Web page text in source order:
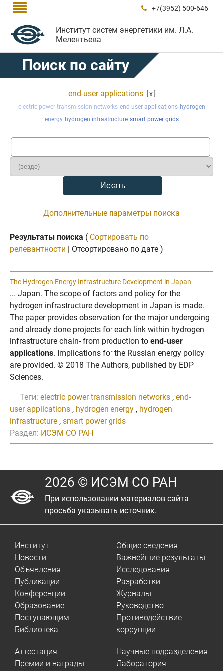
  +7(3952) 500-646
Институт систем энергетики им. Л.А.
Мелентьева
Поиск по сайту
end-user applications [x]
electric power transmission networks end-user applications hydrogen
energy hydrogen infrastructure smart power grids
Дополнительные параметры поиска
Результаты поиска ( Сортировать по
релевантности | Отсортировано по дате )
The Hydrogen Energy Infrastructure Development in Japan
... Japan. The scope of factors and policy for the
hydrogen infrastructure development in Japan is made.
The paper provides observation for the major undergoing
and already done projects for each link within hydrogen
infrastructure chain- from production to end-user
applications. Implications for the Russian energy policy
are provided. © 2018 The Authors, published by EDP
Sciences.
Теги: electric power transmission networks , end-
user applications , hydrogen energy , hydrogen
infrastructure , smart power grids
Раздел: ИСЭМ СО РАН
2026 © ИСЭМ СО РАН
При использовании материалов сайта
просьба указывать источник.
Институт
Новости
Объявления
Публикации
Конференции
Образование
Поступающим
Библиотека
Общие сведения
Важнейшие результаты
Исследования
Разработки
Журналы
Руководство
Противодействие
коррупции
Аттестация
Премии и награды
Научные подразделения
Лаборатория